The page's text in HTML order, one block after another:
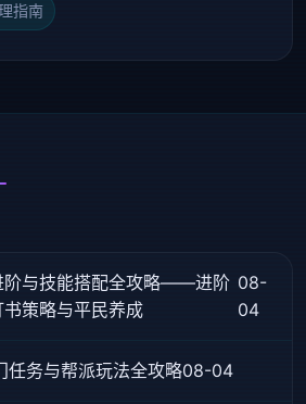
指南
阶与技能搭配全攻略——进阶
策略与平民养成
08-
04
任务与帮派玩法全攻略08-04